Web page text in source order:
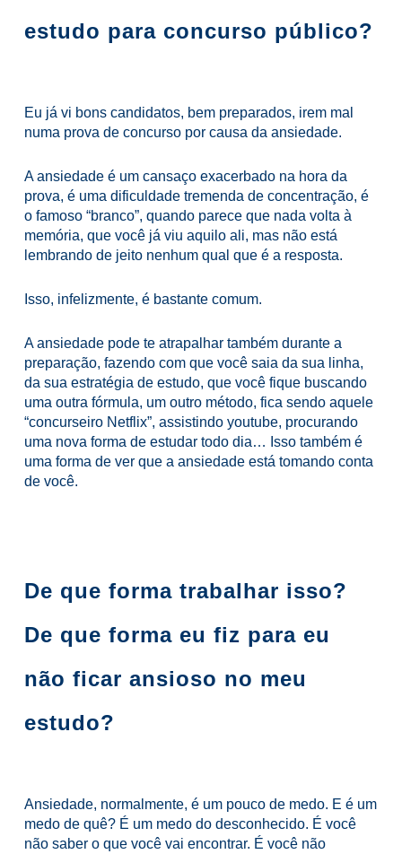
estudo para concurso público?
Eu já vi bons candidatos, bem preparados, irem mal
numa prova de concurso por causa da ansiedade.
A ansiedade é um cansaço exacerbado na hora da
prova, é uma dificuldade tremenda de concentração, é
o famoso “branco”, quando parece que nada volta à
memória, que você já viu aquilo ali, mas não está
lembrando de jeito nenhum qual que é a resposta.
Isso, infelizmente, é bastante comum.
A ansiedade pode te atrapalhar também durante a
preparação, fazendo com que você saia da sua linha,
da sua estratégia de estudo, que você fique buscando
uma outra fórmula, um outro método, fica sendo aquele
“concurseiro Netflix”, assistindo youtube, procurando
uma nova forma de estudar todo dia… Isso também é
uma forma de ver que a ansiedade está tomando conta
de você.
De que forma trabalhar isso?
De que forma eu fiz para eu
não ficar ansioso no meu
estudo?
Ansiedade, normalmente, é um pouco de medo. E é um
medo de quê? É um medo do desconhecido. É você
não saber o que você vai encontrar. É você não